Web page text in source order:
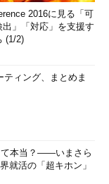
2016に見る「可
出」「対応」を支援す
(1/2)
ィング、まとめま
て本当？――いまさら
就活の「超キホン」